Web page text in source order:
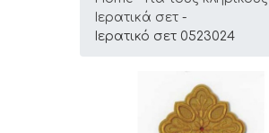
Ιερατικά σετ
Ιερατικό σετ 0523024